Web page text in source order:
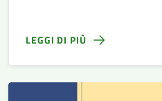
LEGGI DI PIÙ